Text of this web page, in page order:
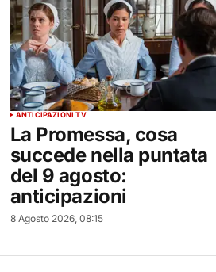
ANTICIPAZIONI TV
La Promessa, cosa
succede nella puntata
del 9 agosto:
anticipazioni
8 Agosto 2026, 08:15